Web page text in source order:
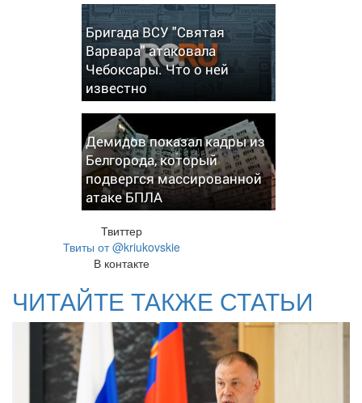
Бригада ВСУ "Святая
Варвара" атаковала
Чебоксары. Что о ней
известно
Демидов показал кадры из
Белгорода, который
подвергся массированной
атаке БПЛА
Твиттер
Твиты от @kriukovskie
В контакте
ЧИТАЙТЕ ТАКЖЕ СТАТЬИ